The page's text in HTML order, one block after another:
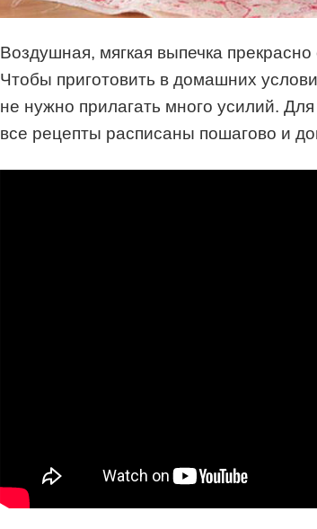
Воздушная, мягкая выпечка
Чтобы приготовить в домашних
не нужно прилагать много усилий.
все рецепты расписаны пошагово и